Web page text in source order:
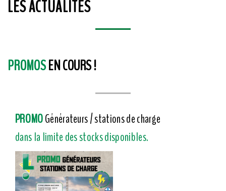
LES ACTUALITÉS
PROMOSEN COURS !
PROMOGénérateurs / stations de charge
dans la limite des stocks disponibles.